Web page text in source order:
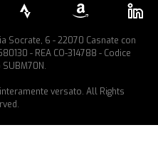
Socrate, 6 - 22070 Casnate con
- REA CO-314788 - Codice
versato. All Rights